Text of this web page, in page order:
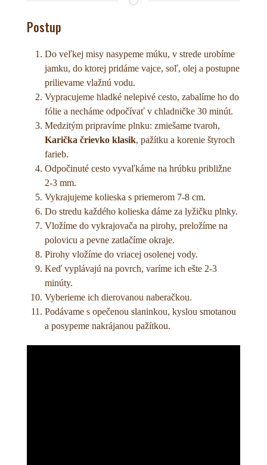
Postup
Do veľkej misy nasypeme múku, v strede urobíme
jamku, do ktorej pridáme vajce, soľ, olej a postupne
prilievame vlažnú vodu.
Vypracujeme hladké nelepivé cesto, zabalíme ho do
fólie a necháme odpočívať v chladničke 30 minút.
Medzitým pripravíme plnku: zmiešame tvaroh,
Karička črievko klasik, pažítku a korenie štyroch
farieb.
Odpočinuté cesto vyvaľkáme na hrúbku približne
2-3 mm.
Vykrajujeme kolieska s priemerom 7-8 cm.
Do stredu každého kolieska dáme za lyžičku plnky.
Vložíme do vykrajovača na pirohy, preložíme na
polovicu a pevne zatlačíme okraje.
Pirohy vložíme do vriacej osolenej vody.
Keď vyplávajú na povrch, varíme ich ešte 2-3
minúty.
Vyberieme ich dierovanou naberačkou.
Podávame s opečenou slaninkou, kyslou smotanou
a posypeme nakrájanou pažítkou.